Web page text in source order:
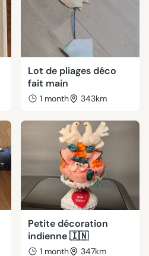
Lot de pliages déco
fait main
1 month 343km
Petite décoration
indienne 🇮🇳
1 month 347km